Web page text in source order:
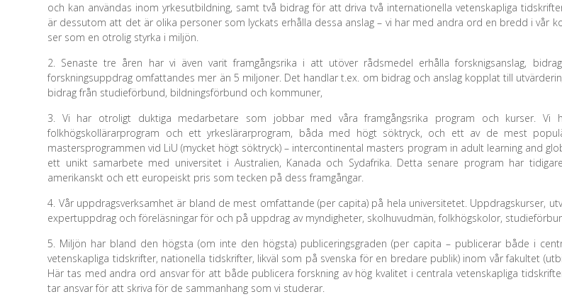
och kan användas inom yrkesutbildning, samt två bidrag för att driva två internationella vetenskapliga
är dessutom att det är olika personer som lyckats erhålla dessa anslag – vi har med andra ord en bredd i vår
ser som en otrolig styrka i miljön.
2. Senaste tre åren har vi även varit framgångsrika i att utöver rådsmedel erhålla forsknigsanslag,
forskningsuppdrag omfattandes mer än 5 miljoner. Det handlar t.ex. om bidrag och anslag kopplat till
bidrag från studieförbund, bildningsförbund och kommuner,
3. Vi har otroligt duktiga medarbetare som jobbar med våra framgångsrika program och kurser. Vi
folkhögskollärarprogram och ett yrkeslärarprogram, båda med högt söktryck, och ett av de mest
mastersprogrammen vid LiU (mycket högt söktryck) – intercontinental masters program in adult learning and
ett unikt samarbete med universitet i Australien, Kanada och Sydafrika. Detta senare program har
amerikanskt och ett europeiskt pris som tecken på dess framgångar.
4. Vår uppdragsverksamhet är bland de mest omfattande (per capita) på hela universitetet. Uppdragskurser,
expertuppdrag och föreläsningar för och på uppdrag av myndigheter, skolhuvudmän, folkhögskolor,
5. Miljön har bland den högsta (om inte den högsta) publiceringsgraden (per capita – publicerar både i
vetenskapliga tidskrifter, nationella tidskrifter, likväl som på svenska för en bredare publik) inom vår fakultet
Här tas med andra ord ansvar för att både publicera forskning av hög kvalitet i centrala vetenskapliga
tar ansvar för att skriva för de sammanhang som vi studerar.